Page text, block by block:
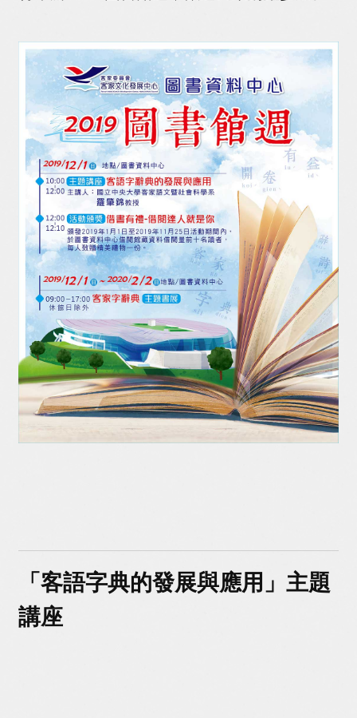
「客語字典的發展與應用」主題
講座